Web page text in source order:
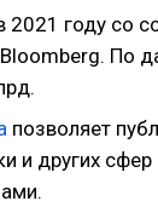
2021 году со
Bloomberg. По
позволяет
и других